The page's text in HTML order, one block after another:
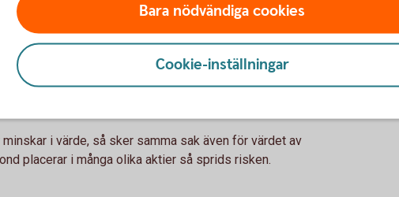
dig
dina pengar över tid snabbare och snabbare. Detta är
i värde, så sker samma sak även för värdet av
placerar i många olika aktier så sprids risken.
Bara nödvändiga cookies
Cookie-inställningar